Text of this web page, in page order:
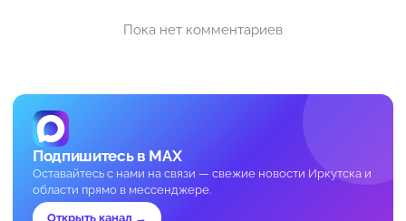
Пока нет комментариев
Подпишитесь в MAX
Оставайтесь с нами на связи — свежие новости Иркутска и
области прямо в мессенджере.
Открыть канал →